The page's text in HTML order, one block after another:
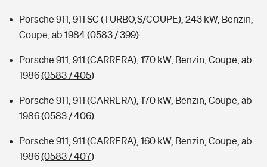
Porsche 911, 911 SC (TURBO,S/COUPE), 243 kW, Benzin,
Coupe, ab 1984(0583 / 399)
Porsche 911, 911 (CARRERA), 170 kW, Benzin, Coupe, ab
1986(0583 / 405)
Porsche 911, 911 (CARRERA), 170 kW, Benzin, Coupe, ab
1986(0583 / 406)
Porsche 911, 911 (CARRERA), 160 kW, Benzin, Coupe, ab
1986(0583 / 407)